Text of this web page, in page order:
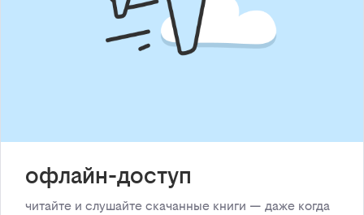
офлайн-доступ
читайте и слушайте скачанные книги — даже когда